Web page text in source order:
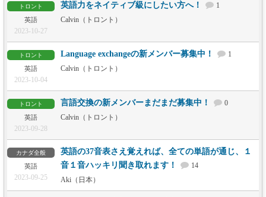
トロント
英語
2023-10-27
英語力をネイティブ級にしたい方へ！
1
Calvin（トロント）
トロント
英語
2023-10-04
Language exchangeの新メンバー募集中！
1
Calvin（トロント）
トロント
英語
2023-09-28
言語交換の新メンバーまだまだ募集中！
0
Calvin（トロント）
カナダ全般
英語
2023-09-25
英語の37音表さえ覚えれば、全ての単語が通じ、１
音１音ハッキリ聞き取れます！
14
Aki（日本）